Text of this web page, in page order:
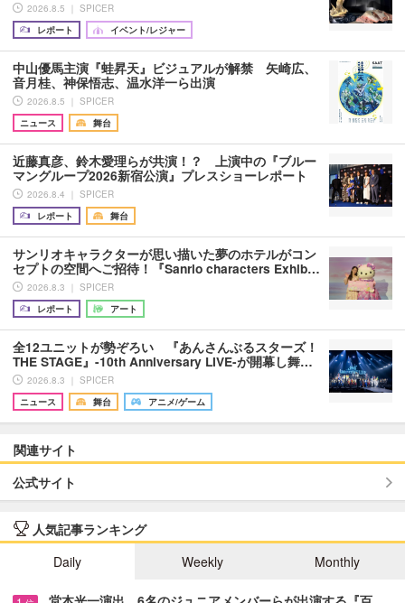
2026.8.5 ｜ SPICER
レポート
イベント/レジャー
中山優馬主演『蛙昇天』ビジュアルが解禁 矢崎広、
音月桂、神保悟志、温水洋一ら出演
2026.8.5 ｜ SPICER
ニュース
舞台
近藤真彦、鈴木愛理らが共演！？ 上演中の『ブルー
マングループ2026新宿公演』プレスショーレポート
2026.8.4 ｜ SPICER
レポート
舞台
サンリオキャラクターが思い描いた夢のホテルがコン
セプトの空間へご招待！『Sanrio characters Exhib…
2026.8.3 ｜ SPICER
レポート
アート
全12ユニットが勢ぞろい 『あんさんぶるスターズ！
THE STAGE』-10th Anniversary LIVE-が開幕し舞…
2026.8.3 ｜ SPICER
ニュース
舞台 アニメ/ゲーム
関連サイト
公式サイト
人気記事ランキング
Daily
Weekly Monthly